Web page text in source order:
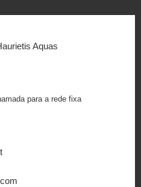
Aquas
para a rede fixa